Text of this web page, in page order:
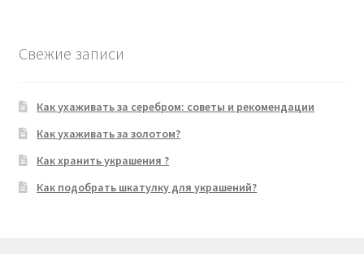
Свежие записи
Как ухаживать за серебром: советы и рекомендации
Как ухаживать за золотом?
Как хранить украшения ?
Как подобрать шкатулку для украшений?